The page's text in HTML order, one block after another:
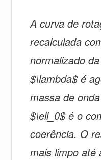
A curva de
recalculada
normalizado
$\lambda$ é
massa de
$\ell_0$ é o
coerência. O
mais limpo até